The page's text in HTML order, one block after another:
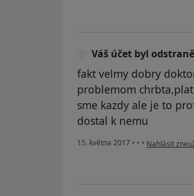
Váš účet byl
fakt velmy dobry
problemom
sme kazdy ale je to
dostal k nemu
15. května 2017 • • • podle názoru
Nahlásit